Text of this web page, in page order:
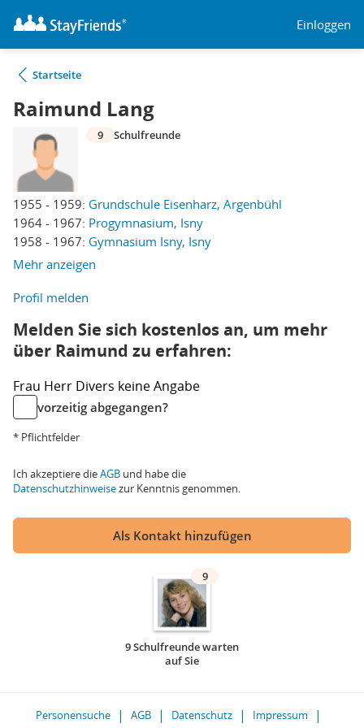
Einloggen
Startseite
Raimund Lang
1955 - 1959: Grundschule Eisenharz, Argenbühl
1964 - 1967: Progymnasium, Isny
1958 - 1967: Gymnasium Isny, Isny
Mehr anzeigen
9 Schulfreunde
Profil melden
Melden Sie sich kostenlos an, um mehr
über Raimund zu erfahren:
Frau Herr Divers keine Angabe
vorzeitig abgegangen?
* Pflichtfelder
Ich akzeptiere dieAGB und habe die
Datenschutzhinweisezur Kenntnis genommen.
Als Kontakt hinzufügen
9
9 Schulfreunde warten
auf Sie
Personensuche AGB Datenschutz
Impressum